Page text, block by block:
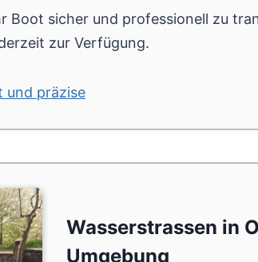
Boot sicher und professionell zu
zur Verfügung.
und präzise
Wasserstrassen in
Umgebung